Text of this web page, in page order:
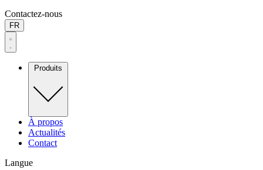
Contactez-nous
FR
Produits
À propos
Actualités
Contact
Langue